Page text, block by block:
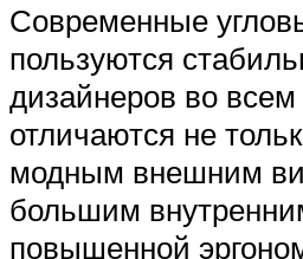
Современные
пользуются
дизайнеров во
отличаются не
модным внешним
большим
повышенной